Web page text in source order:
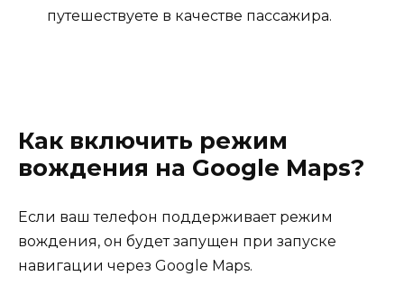
путешествуете в качестве пассажира.
Как включить режим
вождения на Google Maps?
Если ваш телефон поддерживает режим
вождения, он будет запущен при запуске
навигации через Google Maps.